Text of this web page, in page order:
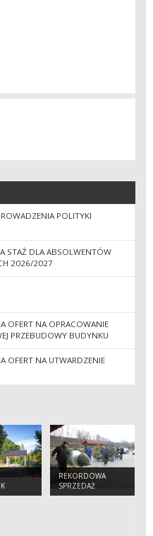
POLITYKI
STAŻ DLA ABSOLWENTÓW
2026/2027
OFERT NA OPRACOWANIE
PRZEBUDOWY BUDYNKU
PRZY UL.
OFERT NA UTWARDZENIE
REKORDOWA
SPRZEDAŻ
CHOINEK